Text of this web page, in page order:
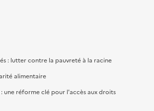
: lutter contre la pauvreté à la racine
alimentaire
une réforme clé pour l'accès aux droits